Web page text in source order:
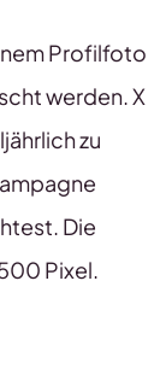
Profilfoto
werden. X
zu
Die
Pixel.